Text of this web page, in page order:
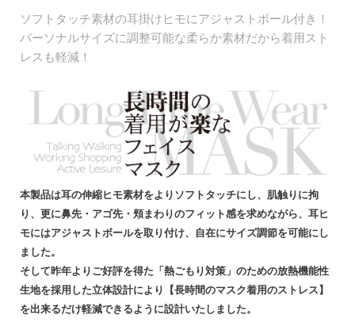
ソフトタッチ素材の耳掛けヒモにアジャストボール付き！
パーソナルサイズに調整可能な柔らか素材だから着用スト
レスも軽減！
本製品は耳の伸縮ヒモ素材をよりソフトタッチにし、肌触りに拘
り、更に鼻先・アゴ先・頬まわりのフィット感を求めながら、耳ヒ
モにはアジャストボールを取り付け、自在にサイズ調節を可能にし
ました。
そして昨年よりご好評を得た「熱ごもり対策」のための放熱機能性
生地を採用した立体設計により【長時間のマスク着用のストレス】
を出来るだけ軽減できるように設計いたしました。